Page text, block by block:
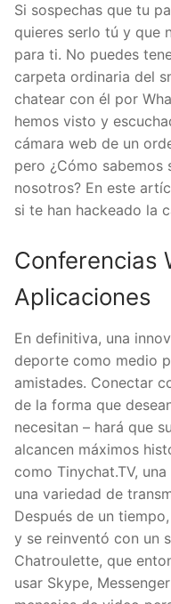
Si sospechas que tu
quieres serlo tú y que
para ti. No puedes
carpeta ordinaria del
chatear con él por
hemos visto y
cámara web de un
pero ¿Cómo sabemos
nosotros? En este
si te han hackeado la
Conferencias
Aplicaciones
En definitiva, una
deporte como medio
amistades. Conectar
de la forma que
necesitan – hará que
alcancen máximos
como Tinychat.TV,
una variedad de
Después de un
y se reinventó con un
Chatroulette, que
usar Skype,